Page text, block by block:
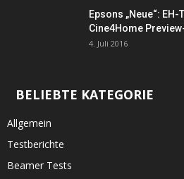
Epsons „Neue“:
Cine4Home
4. Juli 2016
BELIEBTE KATEGORIE
Allgemein
Testberichte
Beamer Tests